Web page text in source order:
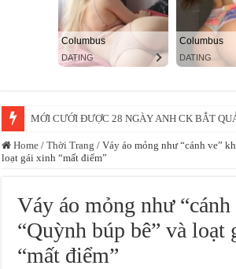
Vừa học võ xong thì ngay lúc mẹ bị cớp =)))
Home / Thời Trang / Váy áo mỏng như “cánh ve”
loạt gái xinh “mất điểm”
Váy áo mỏng như
“Quỳnh búp bê” và loạt
“mất điểm”